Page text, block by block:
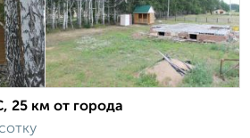
25 км от города